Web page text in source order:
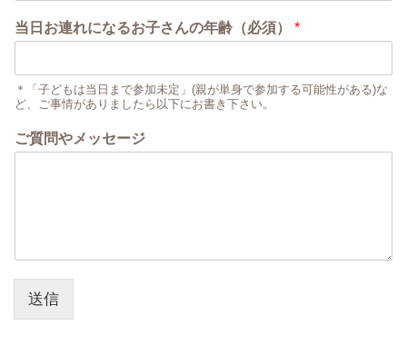
当日お連れになるお子さんの年齢（必須） *
＊「子どもは当日まで参加未定」(親が単身で参加する可能性がある)な
ど、ご事情がありましたら以下にお書き下さい。
ご質問やメッセージ
送信